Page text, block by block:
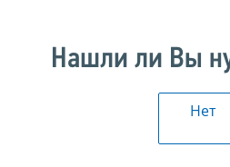
Нашли ли Вы
Нет